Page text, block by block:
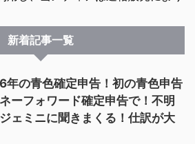
新着記事一覧
年の青色確定申告！初の青色申告
ーフォワード確定申告で！不明
ェミニに聞きまくる！仕訳が大